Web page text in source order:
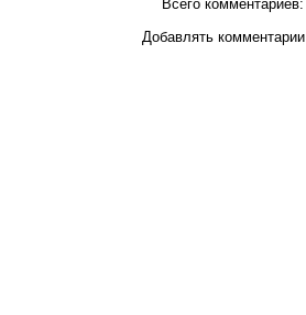
Всего комментариев:
Добавлять